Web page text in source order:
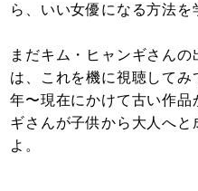
ら、いい女優になる方法を
まだキム・ヒャンギさん
は、これを機に視聴して
年〜現在にかけて古い作
ギさんが子供から大人へ
よ。